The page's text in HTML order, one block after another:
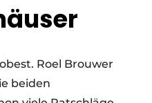
Roel Brouwer
beiden